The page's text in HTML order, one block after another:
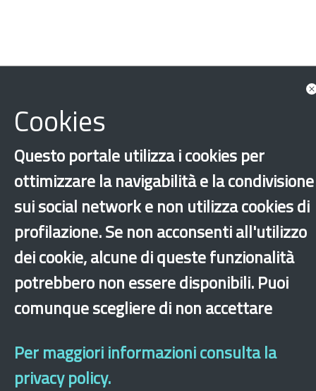
News
Show all news associated
×
Cookies
Questo portale utilizza i cookies per
ottimizzare la navigabilità e la condivisione
sui social network e non utilizza cookies di
profilazione. Se non acconsenti all'utilizzo
dei cookie, alcune di queste funzionalità
potrebbero non essere disponibili. Puoi
comunque scegliere di non accettare
Per maggiori informazioni consulta la
privacy policy.
website